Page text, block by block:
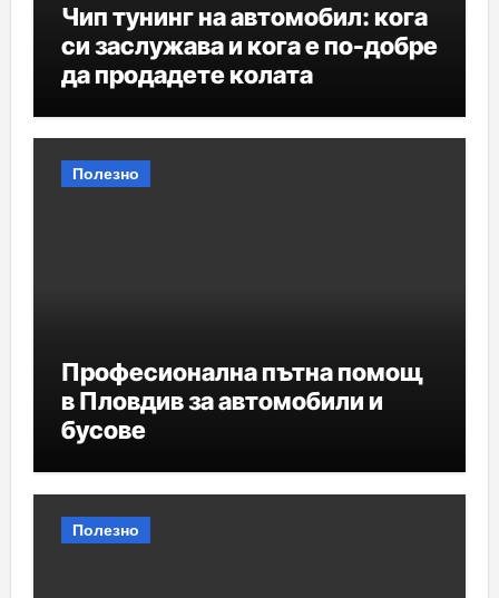
Чип тунинг на автомобил: кога
си заслужава и кога е по-добре
да продадете колата
Полезно
Професионална пътна помощ
в Пловдив за автомобили и
бусове
Полезно